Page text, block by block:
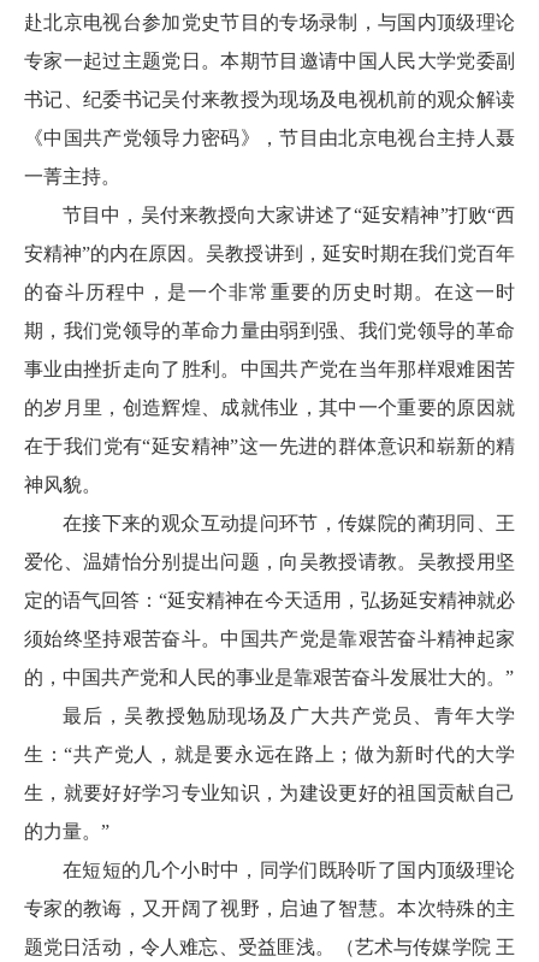
赴北京电视台参加党史节目的专场录制，与国内顶级理论
专家一起过主题党日。本期节目邀请中国人民大学党委副
书记、纪委书记吴付来教授为现场及电视机前的观众解读
《中国共产党领导力密码》，节目由北京电视台主持人聂
一菁主持。
节目中，吴付来教授向大家讲述了“延安精神”打败“西
安精神”的内在原因。吴教授讲到，延安时期在我们党百年
的奋斗历程中，是一个非常重要的历史时期。在这一时
期，我们党领导的革命力量由弱到强、我们党领导的革命
事业由挫折走向了胜利。中国共产党在当年那样艰难困苦
的岁月里，创造辉煌、成就伟业，其中一个重要的原因就
在于我们党有“延安精神”这一先进的群体意识和崭新的精
神风貌。
在接下来的观众互动提问环节，传媒院的蔺玥同、王
爱伦、温婧怡分别提出问题，向吴教授请教。吴教授用坚
定的语气回答：“延安精神在今天适用，弘扬延安精神就必
须始终坚持艰苦奋斗。中国共产党是靠艰苦奋斗精神起家
的，中国共产党和人民的事业是靠艰苦奋斗发展壮大的。”
最后，吴教授勉励现场及广大共产党员、青年大学
生：“共产党人，就是要永远在路上；做为新时代的大学
生，就要好好学习专业知识，为建设更好的祖国贡献自己
的力量。”
在短短的几个小时中，同学们既聆听了国内顶级理论
专家的教诲，又开阔了视野，启迪了智慧。本次特殊的主
题党日活动，令人难忘、受益匪浅。
（艺术与传媒学院 王